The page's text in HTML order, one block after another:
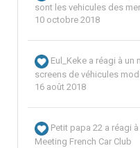
sont les vehicules des
10 octobre 2018
Eul_Keke a réagi à un
screens de véhicules
16 août 2018
Petit papa 22 a réagi
Meeting French Car Club